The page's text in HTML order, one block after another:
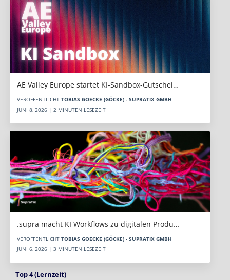
AE Valley Europe startet KI-Sandbox-Gutschei…
VERÖFFENTLICHT TOBIAS GOECKE (GÖCKE) - SUPRATIX GMBH
JUNI 8, 2026 | 2 MINUTEN LESEZEIT
.supra macht KI Workflows zu digitalen Produ…
VERÖFFENTLICHT TOBIAS GOECKE (GÖCKE) - SUPRATIX GMBH
JUNI 6, 2026 | 3 MINUTEN LESEZEIT
Top 4 (Lernzeit)